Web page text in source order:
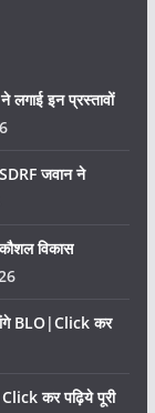
इन प्रस्तावों
जवान ने
विकास
BLO|Click कर
कर पढ़िये पूरी